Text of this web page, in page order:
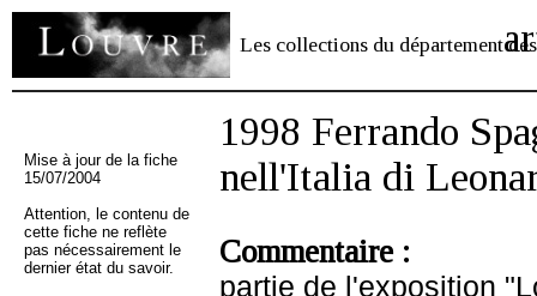
Les collections du département des
Mise à jour de la fiche
15/07/2004
Attention, le contenu de
cette fiche ne reflète
pas nécessairement le
dernier état du savoir.
1998 Ferrando
nell'Italia di
Commentaire :
partie de l'exposition